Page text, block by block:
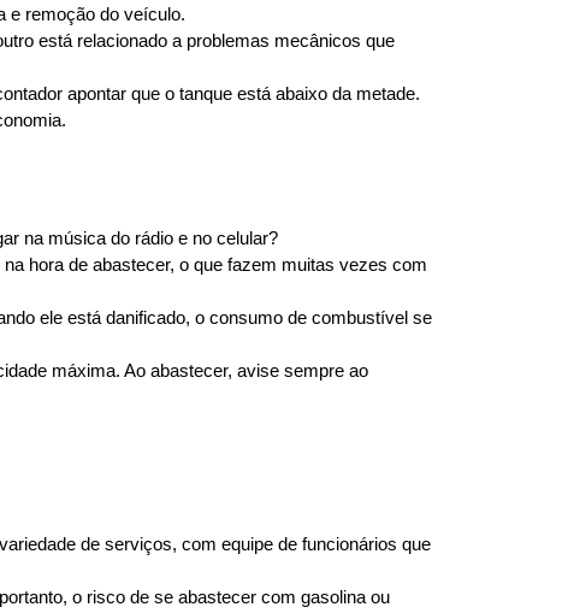
e remoção do veículo.
está relacionado a problemas mecânicos que
apontar que o tanque está abaixo da metade.
na música do rádio e no celular?
hora de abastecer, o que fazem muitas vezes com
ele está danificado, o consumo de combustível se
máxima. Ao abastecer, avise sempre ao
de serviços, com equipe de funcionários que
o risco de se abastecer com gasolina ou